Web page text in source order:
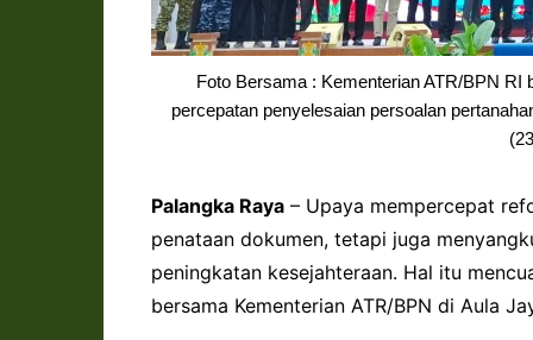
Foto Bersama : Kementerian ATR/BPN
percepatan penyelesaian persoalan
Palangka Raya – Upaya mempercepat
penataan dokumen, tetapi juga
peningkatan kesejahteraan. Hal itu
bersama Kementerian ATR/BPN di Aula